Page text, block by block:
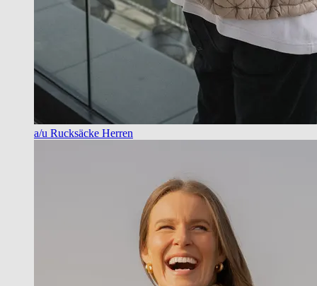
a/u Rucksäcke Herren